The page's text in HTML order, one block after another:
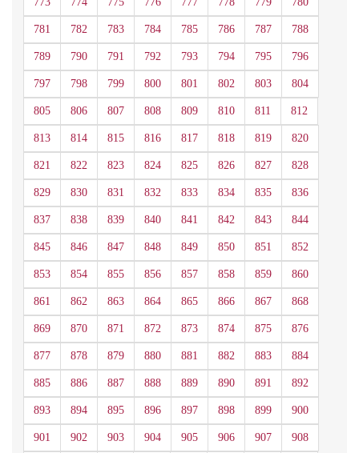
781 782 783 784 785 786 787 788
789 790 791 792 793 794 795 796
797 798 799 800 801 802 803 804
805 806 807 808 809 810 811 812
813 814 815 816 817 818 819 820
821 822 823 824 825 826 827 828
829 830 831 832 833 834 835 836
837 838 839 840 841 842 843 844
845 846 847 848 849 850 851 852
853 854 855 856 857 858 859 860
861 862 863 864 865 866 867 868
869 870 871 872 873 874 875 876
877 878 879 880 881 882 883 884
885 886 887 888 889 890 891 892
893 894 895 896 897 898 899 900
901 902 903 904 905 906 907 908